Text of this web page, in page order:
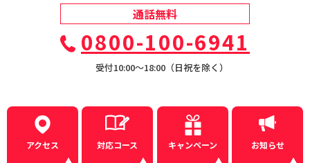
通話無料
0800-100-6941
受付10:00〜18:00（日祝を除く）
アクセス 対応コース キャンペーン お知らせ